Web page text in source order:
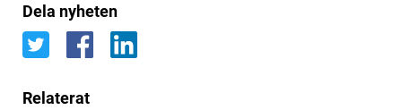
Dela nyheten
Relaterat